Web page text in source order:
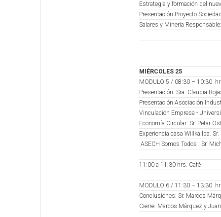
Estrategia y formación del
Presentación Proyecto
Salares y Minería
MIÉRCOLES 25
MODULO 5 / 08:30 – 10:30
Presentación: Sra. Claudia
Presentación Asociación
Vinculación Empresa -
Economía Circular: Sr. Petar
Experiencia casa Willkallpa.
ASECH Somos Todos : Sr.
11:00 a 11:30 hrs. Café
MODULO 6 / 11:30 – 13:30
Conclusiones: Sr. Marcos
Cierre: Marcos Márquez y